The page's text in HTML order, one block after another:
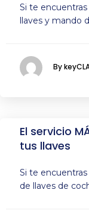
Si te
llaves y mando
By
El servicio
tus llaves
Si te
de llaves de